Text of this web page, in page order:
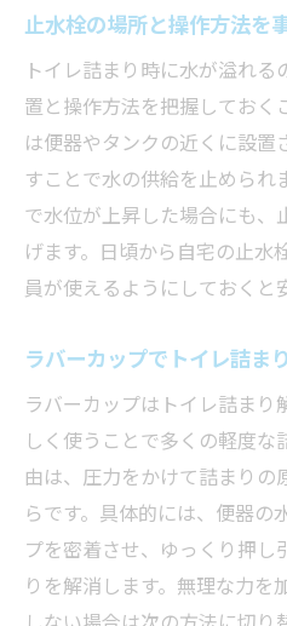
家族と共有したいト
日頃からできるト
水が溢れそうなと
トイレ詰まりの初
法
トイレ詰まり対応
溢れそうなトイレへの
トイレ詰まり時は止
安全に作業するた
溢れた場合の床や
トイレ詰まりで困
自力で解決するための
止水栓の場所と操作方法を
トイレ詰まり時に水が溢れ
置と操作方法を把握しておく
は便器やタンクの近くに設置
すことで水の供給を止められ
で水位が上昇した場合にも、
げます。日頃から自宅の止水
員が使えるようにしておくと
ラバーカップでトイレ詰ま
ラバーカップはトイレ詰まり
しく使うことで多くの軽度な
由は、圧力をかけて詰まり
らです。具体的には、便器の
プを密着させ、ゆっくり押し
りを解消します。無理な力を